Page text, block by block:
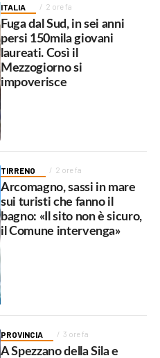
ITALIA 2 ore fa
Fuga dal Sud, in sei anni
persi 150mila giovani
laureati. Così il
Mezzogiorno si
impoverisce
TIRRENO 2 ore fa
Arcomagno, sassi in mare
sui turisti che fanno il
bagno: «Il sito non è sicuro,
il Comune intervenga»
PROVINCIA 3 ore fa
A Spezzano della Sila e